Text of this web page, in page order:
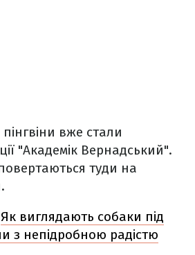
вже стали
"Академік Вернадський".
туди на
Як виглядають собаки під
з непідробною радістю